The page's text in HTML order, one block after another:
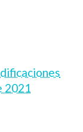
2021